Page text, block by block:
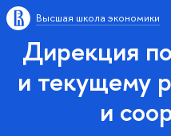
Высшая школа экономики
Дирекция
и текущему
и